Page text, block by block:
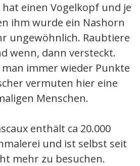
hat einen Vogelkopf und je
ihm wurde ein Nashorn
ungewöhnlich. Raubtiere
wenn, dann versteckt.
immer wieder Punkte
vermuten hier eine
Menschen.
enthält ca 20.000
und ist selbst seit
mehr zu besuchen.